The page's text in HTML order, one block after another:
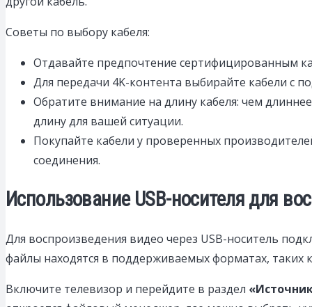
Советы по выбору кабеля:
Отдавайте предпочтение сертифицированным
Для передачи 4K-контента выбирайте кабели с
Обратите внимание на длину кабеля: чем
длину для вашей ситуации.
Покупайте кабели у проверенных
соединения.
Использование USB-носителя для
Для воспроизведения видео через USB-носитель
файлы находятся в поддерживаемых форматах, таких
Включите телевизор и перейдите в раздел